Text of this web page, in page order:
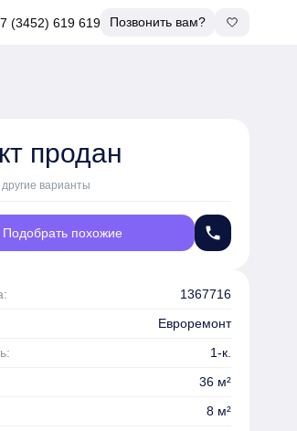
(3452) 619 619 Позвонить вам?
продан
варианты
Подобрать похожие phone
1367716
Евроремонт
1-к.
36 м²
8 м²